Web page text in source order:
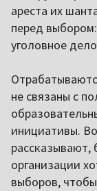
ареста их
перед
уголовное
не связаны с
инициативы.
рассказывают,
организации
выборов,